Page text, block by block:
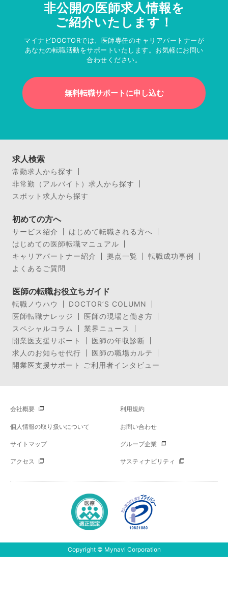
非公開の医師求人情報を
ご紹介いたします！
マイナビDOCTORでは、医師専任のキャリアパートナーが
あなたの転職活動をサポートいたします。お気軽にお問い
合わせください。
無料転職サポートに申し込む
求人検索
常勤求人から探す
非常勤（アルバイト）求人から探す
スポット求人から探す
初めての方へ
サービス紹介
はじめて転職される方へ
はじめての医師転職マニュアル
キャリアパートナー紹介
拠点一覧
転職成功事例
よくあるご質問
医師の転職お役立ちガイド
転職ノウハウ
DOCTOR’S COLUMN
医師転職ナレッジ
医師の現場と働き方
スペシャルコラム
業界ニュース
開業医支援サポート
医師の年収診断
求人のお知らせ代行
医師の職場カルテ
開業医支援サポート ご利用者インタビュー
会社概要 利用規約
個人情報の取り扱いについて お問い合わせ
サイトマップ グループ企業
アクセス サスティナビリティ
Copyright © Mynavi Corporation